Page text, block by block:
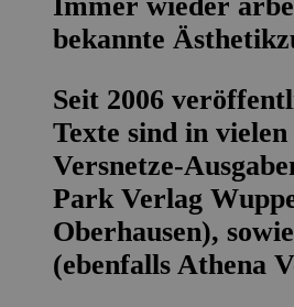
bekannte
Seit 2006
Texte sind in
Versnetze-
Park Verlag
Oberhausen),
(ebenfalls Athena